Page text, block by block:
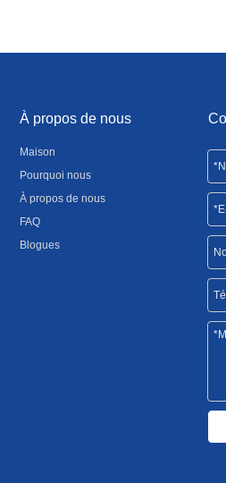
À propos de nous
Maison
Pourquoi nous
À propos de nous
FAQ
Blogues